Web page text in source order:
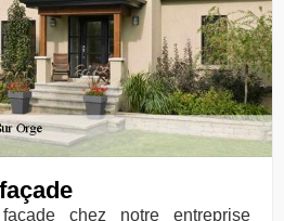
chez notre entreprise